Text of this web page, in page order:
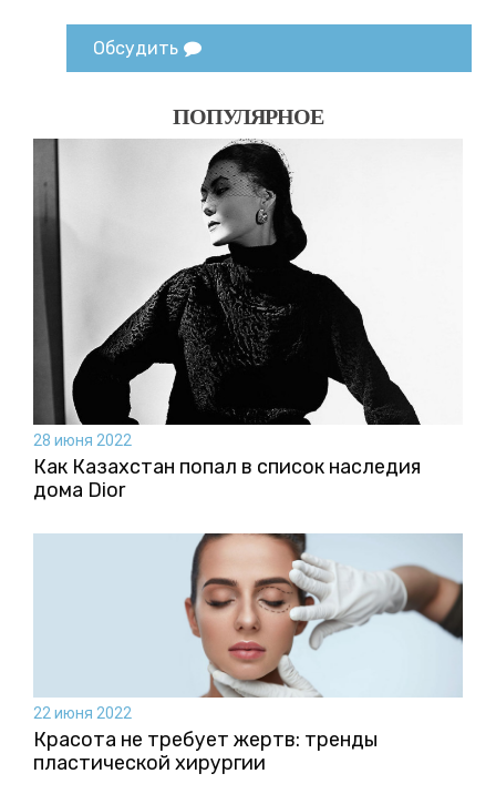
Обсудить
ПОПУЛЯРНОЕ
28 июня 2022
Как Казахстан попал в список наследия
дома Dior
22 июня 2022
Красота не требует жертв: тренды
пластической хирургии